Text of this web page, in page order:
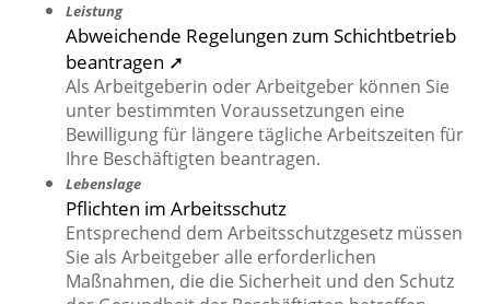
Leistung
Abweichende Regelungen zum Schichtbetrieb
beantragen ➚
Als Arbeitgeberin oder Arbeitgeber können Sie
unter bestimmten Voraussetzungen eine
Bewilligung für längere tägliche Arbeitszeiten für
Ihre Beschäftigten beantragen.
Lebenslage
Pflichten im Arbeitsschutz
Entsprechend dem Arbeitsschutzgesetz müssen
Sie als Arbeitgeber alle erforderlichen
Maßnahmen, die die Sicherheit und den Schutz